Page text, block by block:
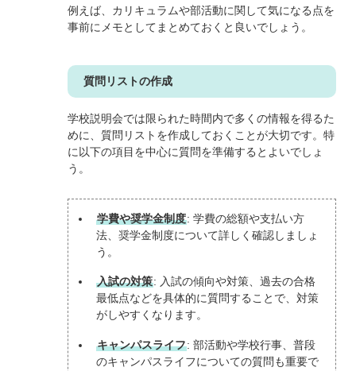
例えば、カリキュラムや部活動に関して気になる点を
事前にメモとしてまとめておくと良いでしょう。
質問リストの作成
学校説明会では限られた時間内で多くの情報を得るた
めに、質問リストを作成しておくことが大切です。特
に以下の項目を中心に質問を準備するとよいでしょ
う。
学費や奨学金制度: 学費の総額や支払い方
法、奨学金制度について詳しく確認しましょ
う。
入試の対策: 入試の傾向や対策、過去の合格
最低点などを具体的に質問することで、対策
がしやすくなります。
キャンパスライフ: 部活動や学校行事、普段
のキャンパスライフについての質問も重要で